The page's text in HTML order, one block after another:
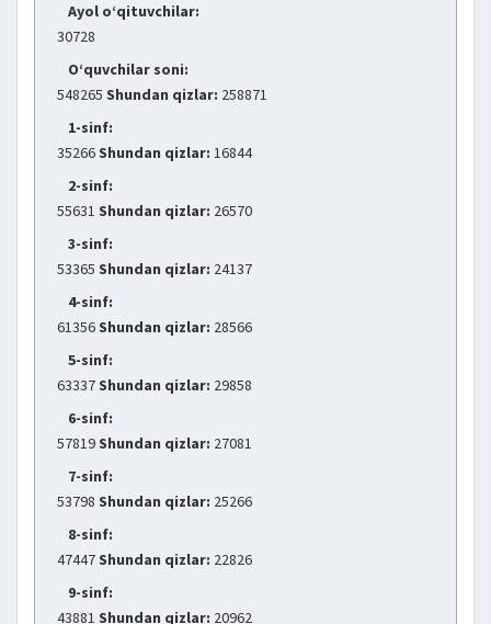
Ayol o‘qituvchilar:
30728
O‘quvchilar soni:
548265 Shundan qizlar: 258871
1-sinf:
35266Shundan qizlar: 16844
2-sinf:
55631 Shundan qizlar: 26570
3-sinf:
53365 Shundan qizlar: 24137
4-sinf:
61356Shundan qizlar: 28566
5-sinf:
63337Shundan qizlar: 29858
6-sinf:
57819Shundan qizlar: 27081
7-sinf:
53798 Shundan qizlar: 25266
8-sinf:
47447Shundan qizlar: 22826
9-sinf:
43881 Shundan qizlar: 20962